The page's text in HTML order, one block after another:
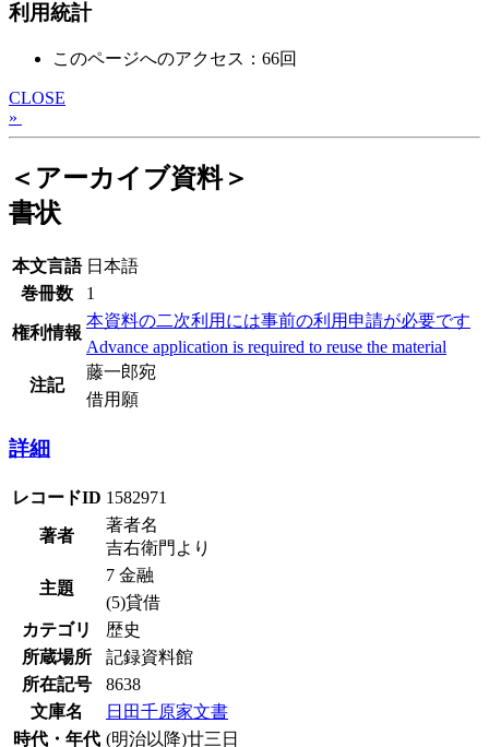
利用統計
このページへのアクセス：66回
CLOSE
»
＜アーカイブ資料＞
書状
本文言語 日本語
巻冊数
1
権利情報
本資料の二次利用には事前の利用申請が必要です
Advance application is required to reuse the material
注記
藤一郎宛
借用願
詳細
レコードID 1582971
著者
著者名
吉右衛門より
主題
7 金融
(5)貸借
カテゴリ
歴史
所蔵場所
記録資料館
所在記号
8638
文庫名
日田千原家文書
時代・年代 (明治以降)廿三日